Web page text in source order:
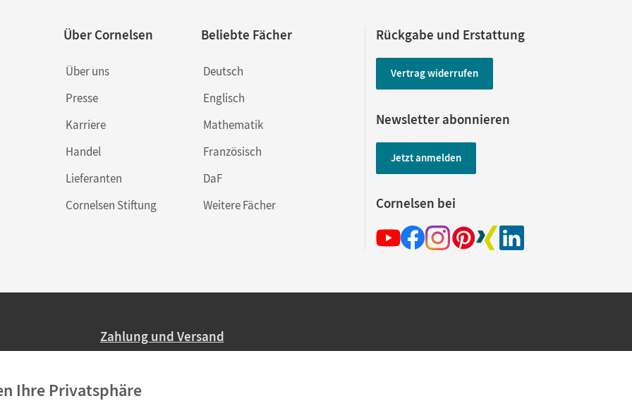
Über Cornelsen
Über uns
Presse
Karriere
Handel
Lieferanten
Cornelsen Stiftung
Beliebte Fächer
Deutsch
Englisch
Mathematik
Französisch
DaF
Weitere Fächer
Rückgabe und Erstattung
Vertrag widerrufen
Newsletter abonnieren
Jetzt anmelden
Cornelsen bei
Zahlung und Versand
Ab 59,– EUR Bestellwert liefern wir versandkostenfrei innerhalb Deutschlands
Ihre Privatsphäre